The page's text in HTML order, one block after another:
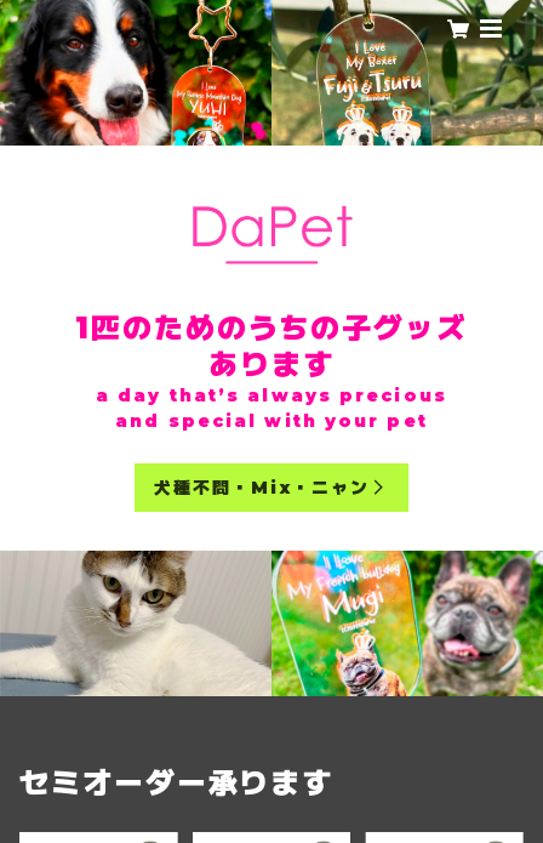
1匹のためのうちの子グッズ
あります
a day that’s always precious
and special with your pet
犬種不問・Mix・ニャン
セミオーダー承ります